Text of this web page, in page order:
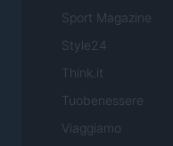
Sport Magazine
Style24
Think.it
Tuobenessere
Viaggiamo